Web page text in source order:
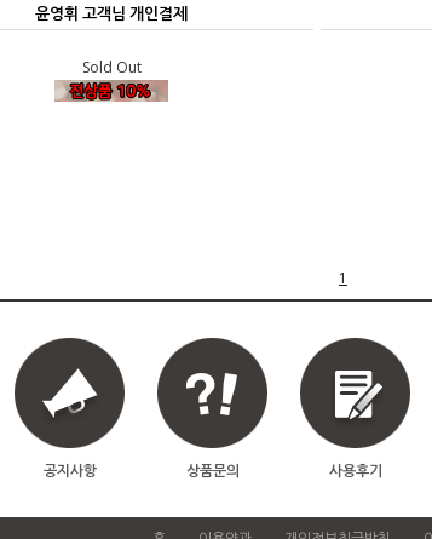
윤영휘 고객님 개인결제
Sold Out
1
공지사항 상품문의 사용후기